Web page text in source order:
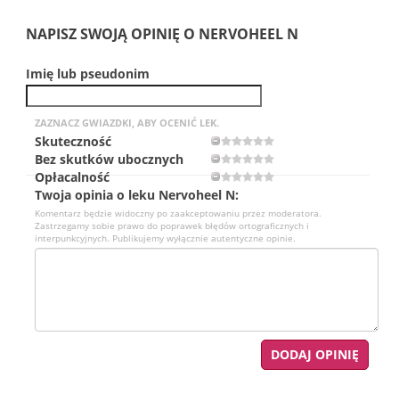
NAPISZ SWOJĄ OPINIĘ O NERVOHEEL N
Twoja opinia o leku Nervoheel N:
Komentarz będzie widoczny po zaakceptowaniu przez moderatora.
Zastrzegamy sobie prawo do poprawek błędów ortograficznych i
interpunkcyjnych. Publikujemy wyłącznie autentyczne opinie.
Imię lub pseudonim
ZAZNACZ GWIAZDKI, ABY OCENIĆ LEK.
Skuteczność
Bez skutków ubocznych
Opłacalność